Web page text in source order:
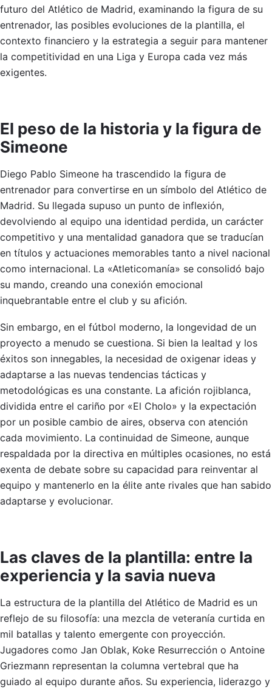
futuro del Atlético de Madrid, examinando la figura de su
entrenador, las posibles evoluciones de la plantilla, el
contexto financiero y la estrategia a seguir para mantener
la competitividad en una Liga y Europa cada vez más
exigentes.
El peso de la historia y la figura de
Simeone
Diego Pablo Simeone ha trascendido la figura de
entrenador para convertirse en un símbolo del Atlético de
Madrid. Su llegada supuso un punto de inflexión,
devolviendo al equipo una identidad perdida, un carácter
competitivo y una mentalidad ganadora que se traducían
en títulos y actuaciones memorables tanto a nivel nacional
como internacional. La «Atleticomanía» se consolidó bajo
su mando, creando una conexión emocional
inquebrantable entre el club y su afición.
Sin embargo, en el fútbol moderno, la longevidad de un
proyecto a menudo se cuestiona. Si bien la lealtad y los
éxitos son innegables, la necesidad de oxigenar ideas y
adaptarse a las nuevas tendencias tácticas y
metodológicas es una constante. La afición rojiblanca,
dividida entre el cariño por «El Cholo» y la expectación
por un posible cambio de aires, observa con atención
cada movimiento. La continuidad de Simeone, aunque
respaldada por la directiva en múltiples ocasiones, no está
exenta de debate sobre su capacidad para reinventar al
equipo y mantenerlo en la élite ante rivales que han sabido
adaptarse y evolucionar.
Las claves de la plantilla: entre la
experiencia y la savia nueva
La estructura de la plantilla del Atlético de Madrid es un
reflejo de su filosofía: una mezcla de veteranía curtida en
mil batallas y talento emergente con proyección.
Jugadores como Jan Oblak, Koke Resurrección o Antoine
Griezmann representan la columna vertebral que ha
guiado al equipo durante años. Su experiencia, liderazgo y